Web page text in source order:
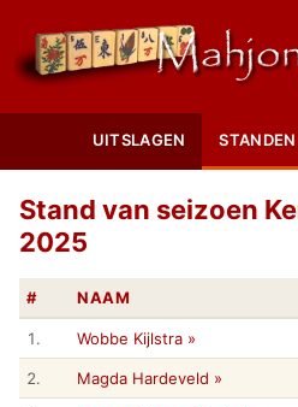
UITSLAGEN STANDEN
Stand van seizoen
2025
# NAAM
1. Wobbe Kijlstra »
2. Magda Hardeveld »